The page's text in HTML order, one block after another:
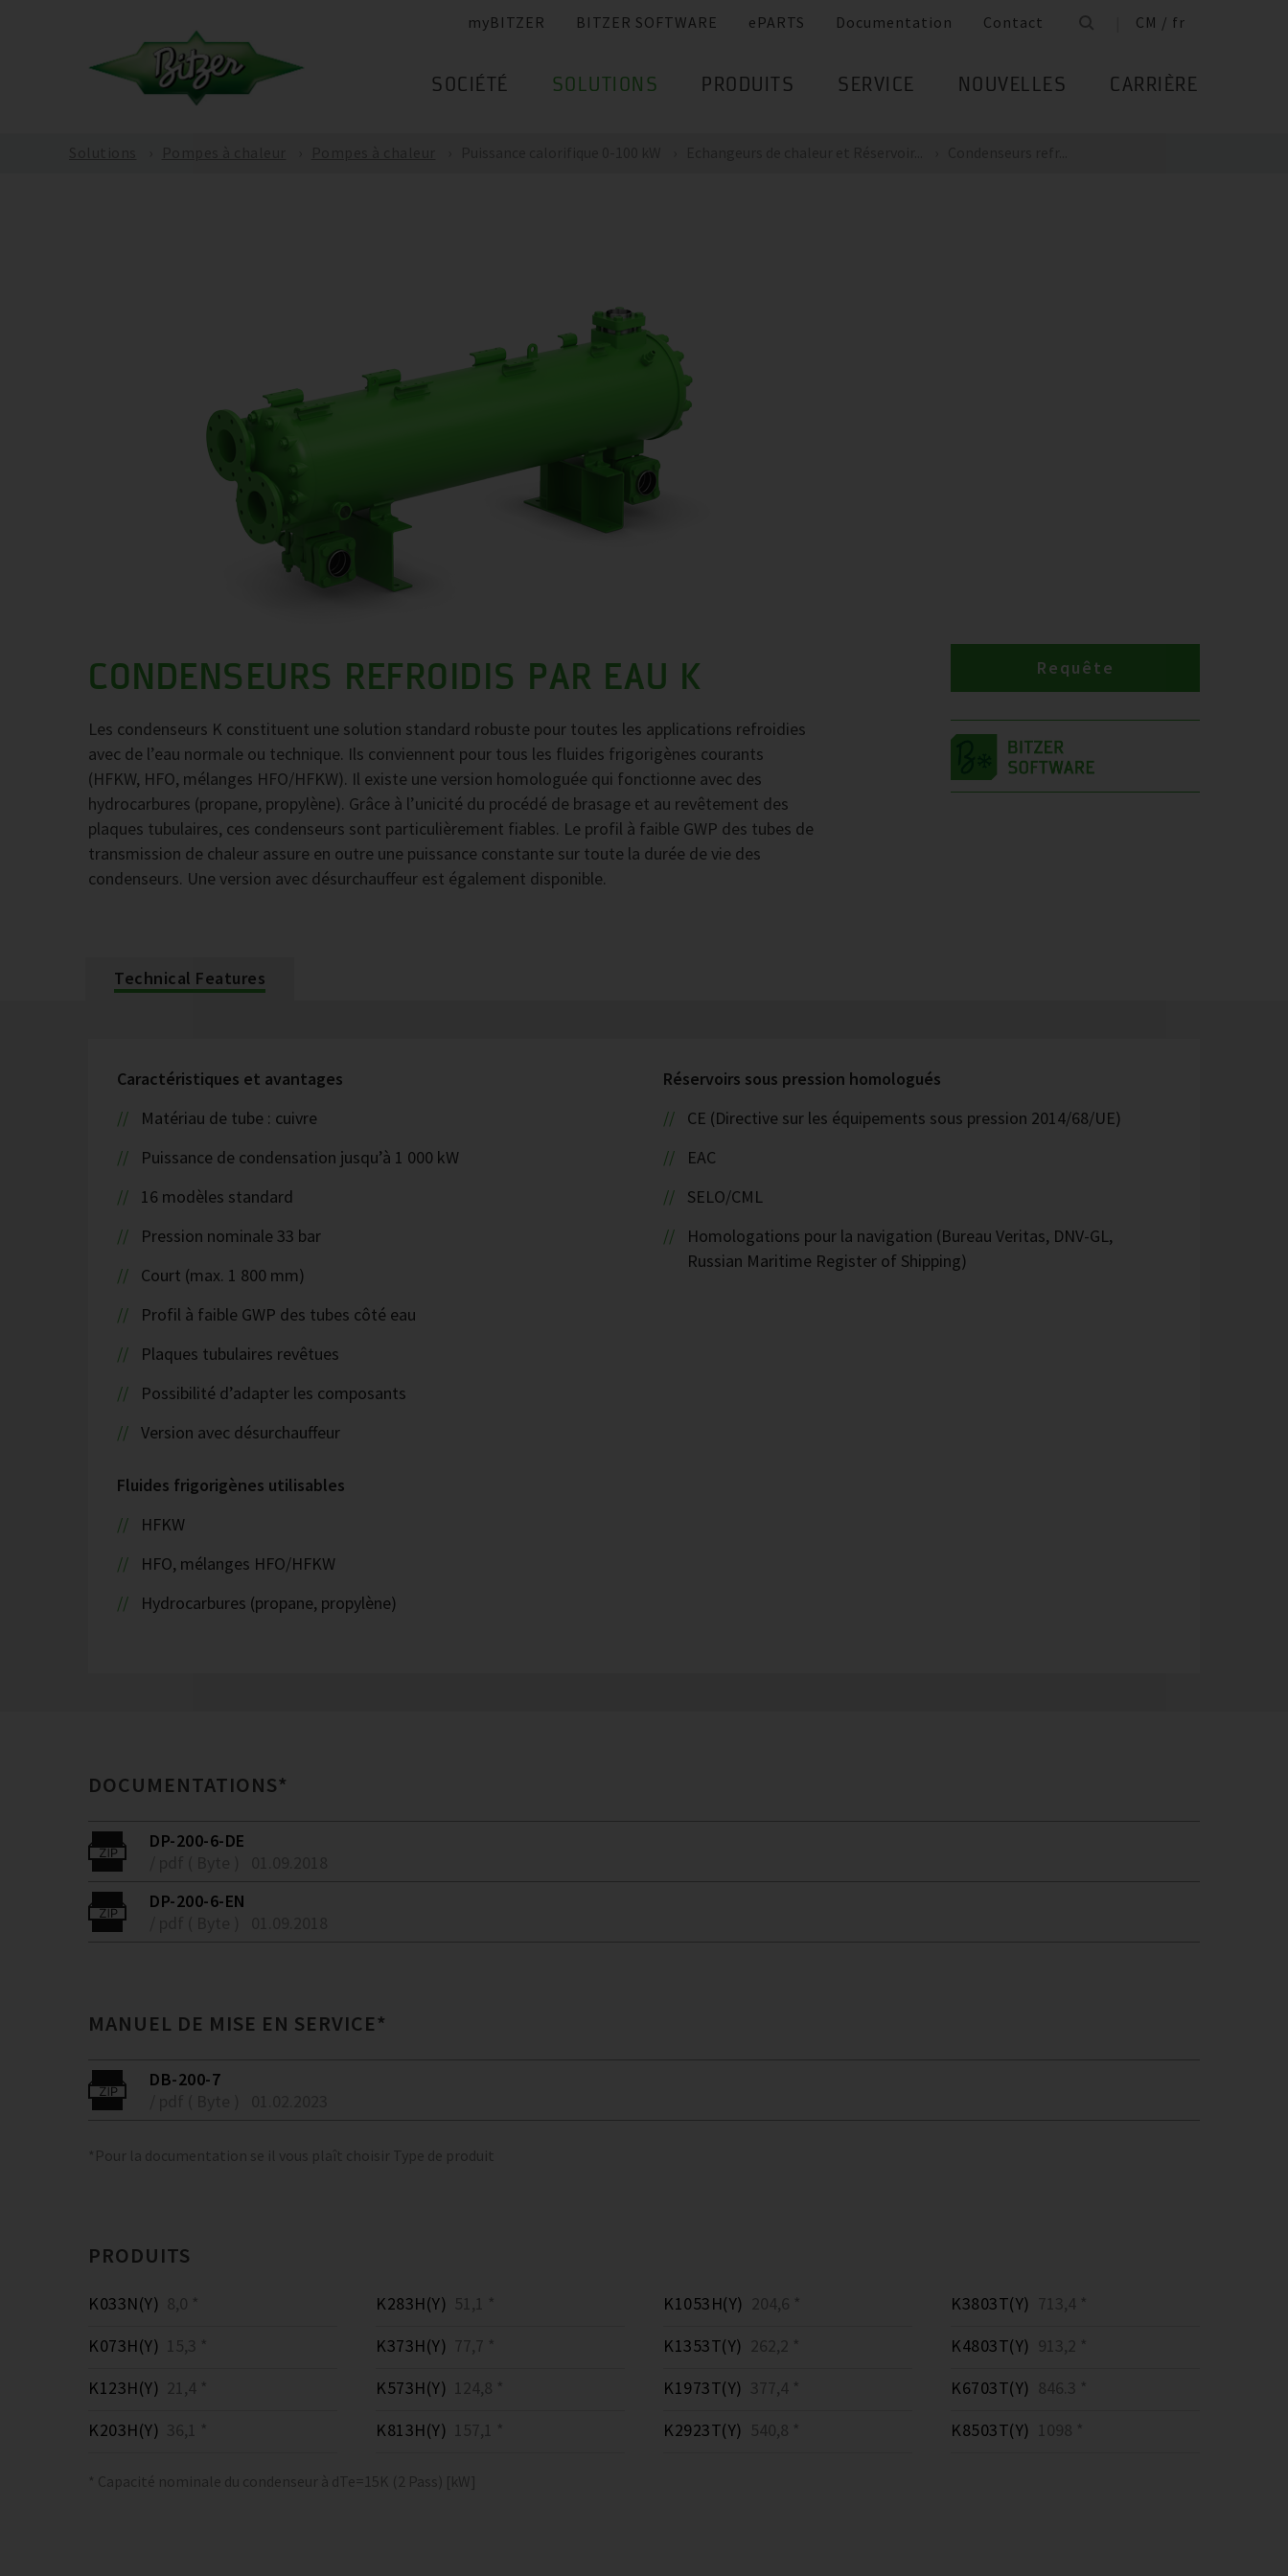
myBITZER BITZER SOFTWARE ePARTS Documentation Contact CM / fr
SOCIÉTÉ SOLUTIONS PRODUITS SERVICE NOUVELLES CARRIÈRE
CONDENSEURS REFROIDIS PAR EAU K
Les condenseurs K constituent une solution standard robuste pour toutes les applications refroidies
avec de l’eau normale ou technique. Ils conviennent pour tous les fluides frigorigènes courants
(HFKW, HFO, mélanges HFO/HFKW). Il existe une version homologuée qui fonctionne avec des
hydrocarbures (propane, propylène). Grâce à l’unicité du procédé de brasage et au revêtement des
plaques tubulaires, ces condenseurs sont particulièrement fiables. Le profil à faible GWP des tubes de
transmission de chaleur assure en outre une puissance constante sur toute la durée de vie des
condenseurs. Une version avec désurchauffeur est également disponible.
Requête
Technical Features
Caractéristiques et avantages
Matériau de tube : cuivre
Puissance de condensation jusqu’à 1 000 kW
16 modèles standard
Pression nominale 33 bar
Court (max. 1 800 mm)
Profil à faible GWP des tubes côté eau
Plaques tubulaires revêtues
Possibilité d’adapter les composants
Version avec désurchauffeur
Fluides frigorigènes utilisables
HFKW
HFO, mélanges HFO/HFKW
Hydrocarbures (propane, propylène)
Réservoirs sous pression homologués
CE (Directive sur les équipements sous pression 2014/68/UE)
EAC
SELO/CML
Homologations pour la navigation (Bureau Veritas, DNV-GL,
Russian Maritime Register of Shipping)
DOCUMENTATIONS*
DP-200-6-DE
DP-200-6-EN
MANUEL DE MISE EN SERVICE*
DB-200-7
*Pour la documentation se il vous plaît choisir Type de produit
PRODUITS
K033N(Y) 8,0 *
K073H(Y) 15,3 *
K123H(Y) 21,4 *
K203H(Y) 36,1 *
K283H(Y) 51,1 *
K373H(Y) 77,7 *
K573H(Y) 124,8 *
K813H(Y) 157,1 *
K1053H(Y) 204,6 *
K1353T(Y) 262,2 *
K1973T(Y) 377,4 *
K2923T(Y) 540,8 *
K3803T(Y) 713,4 *
K4803T(Y) 913,2 *
K6703T(Y) 846.3 *
K8503T(Y) 1098 *
* Capacité nominale du condenseur à dTe=15K (2 Pass) [kW]